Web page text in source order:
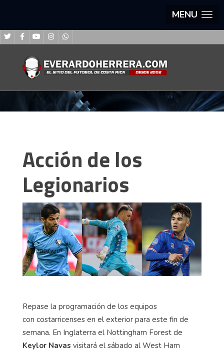
MENU
Acción de los
Legionarios
Repase la programación de los equipos
con costarricenses en el exterior para este fin de
semana. En Inglaterra el Nottingham Forest de
Keylor Navas visitará el sábado al West Ham